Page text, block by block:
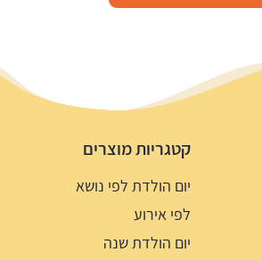
קטגריות מוצרים
יום הולדת לפי נושא
לפי אירוע
יום הולדת שנה